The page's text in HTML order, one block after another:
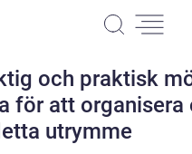
och praktisk
för att organisera
utrymme